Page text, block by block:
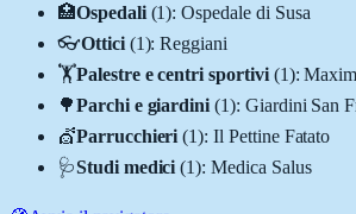
🏥Ospedali (1):Ospedale di Susa
👓Ottici (1):Reggiani
🏋️Palestre e centri sportivi (1):
🌳Parchi e giardini (1): Giardini San
💇Parrucchieri (1):Il Pettine Fatato
🩺Studi medici (1):Medica Salus